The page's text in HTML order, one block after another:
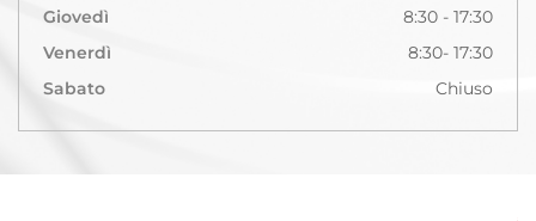
Giovedì
8:30 - 17:30
Venerdì
8:30- 17:30
Sabato
Chiuso